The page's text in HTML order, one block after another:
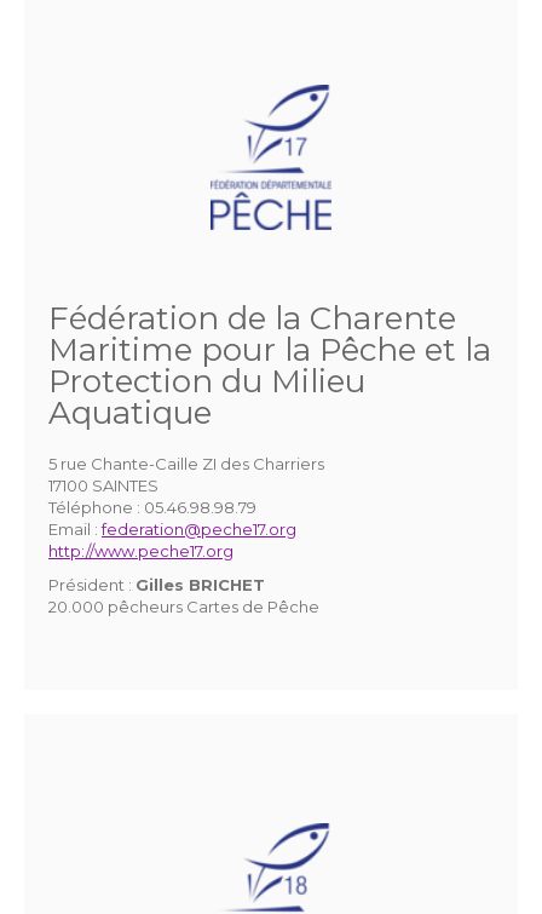
Fédération de la Charente
Maritime pour la Pêche et la
Protection du Milieu
Aquatique
5 rue Chante-Caille ZI des Charriers
17100 SAINTES
Téléphone : 05.46.98.98.79
Email :federation@peche17.org
http://www.peche17.org
Président : Gilles BRICHET
20.000 pêcheurs Cartes de Pêche